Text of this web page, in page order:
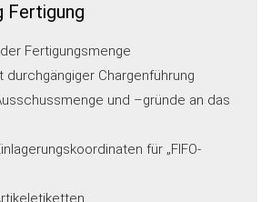
Fertigung
Fertigungsmenge
durchgängiger Chargenführung
und –gründe an das
für „FIFO-